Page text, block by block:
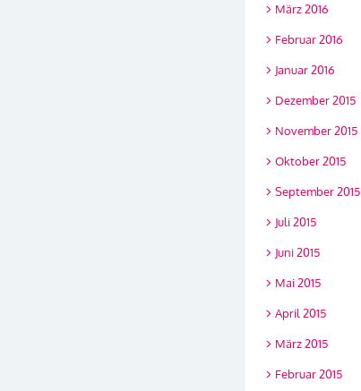
März 2016
Februar 2016
Januar 2016
Dezember 2015
November 2015
Oktober 2015
September 2015
Juli 2015
Juni 2015
Mai 2015
April 2015
März 2015
Februar 2015